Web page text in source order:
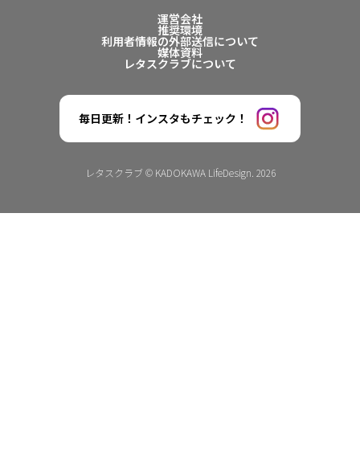
運営会社
推奨環境
利用者情報の外部送信について
媒体資料
レタスクラブについて
毎日更新！インスタもチェック！
レタスクラブ © KADOKAWA LifeDesign. 2026